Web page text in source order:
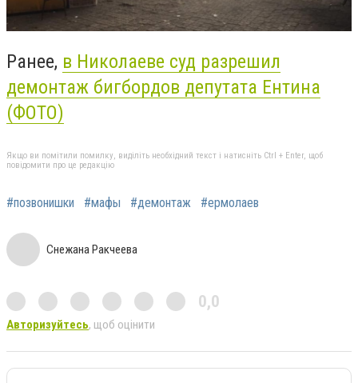
Ранее, в Николаеве суд разрешил
демонтаж бигбордов депутата Ентина
(ФОТО)
Якщо ви помітили помилку, виділіть необхідний текст і натисніть Ctrl + Enter, щоб
повідомити про це редакцію
#позвонишки #мафы #демонтаж #ермолаев
Снежана Ракчеева
0,0
Авторизуйтесь, щоб оцінити